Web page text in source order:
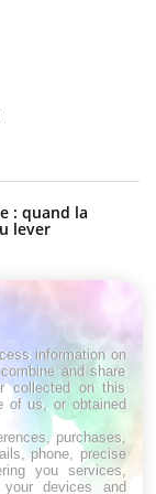
: quand la
lever
des
latérale
information on
and share
collected on this
of us, or obtained
purchases,
phone, precise
you services,
devices and